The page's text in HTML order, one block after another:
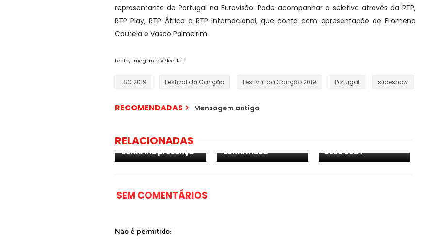
representante de Portugal na Eurovisão. Pode acompanhar a seletiva através da RTP,
RTP Play, RTP África e RTP Internacional, que conta com apresentação de Filomena
Cautela e Vasco Palmeirim.
Fonte/ Imagem e Vídeo: RTP
ESC 2019 Festival da Canção Festival da Canção 2019 Portugal slideshow
RECOMENDADAS Mensagem antiga
RELACIONADAS
ESC 2025: Estónia
confirma presença
confirmada
JESC 2024
SEM COMENTÁRIOS
Não é permitido: